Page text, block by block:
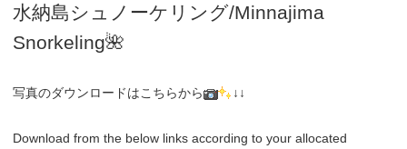
水納島シュノーケリング/Minnajima
Snorkeling🌺
写真のダウンロードはこちらから ↓↓
Download from the below links according to your allocated